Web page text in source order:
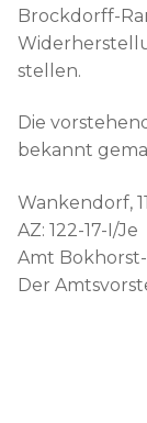
Brockdorff-
stellen.
Die
bekannt
Wankendorf,
AZ: 122-17-I/Je
Amt
Der